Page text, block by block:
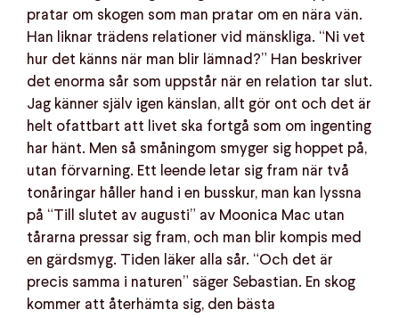
pratar om skogen som man pratar om en nära vän.
Han liknar trädens relationer vid mänskliga. “Ni vet
hur det känns när man blir lämnad?” Han beskriver
det enorma sår som uppstår när en relation tar slut.
Jag känner själv igen känslan, allt gör ont och det är
helt ofattbart att livet ska fortgå som om ingenting
har hänt. Men så småningom smyger sig hoppet på,
utan förvarning. Ett leende letar sig fram när två
tonåringar håller hand i en busskur, man kan lyssna
på “Till slutet av augusti” av Moonica Mac utan
tårarna pressar sig fram, och man blir kompis med
en gärdsmyg. Tiden läker alla sår. “Och det är
precis samma i naturen” säger Sebastian. En skog
kommer att återhämta sig, den bästa